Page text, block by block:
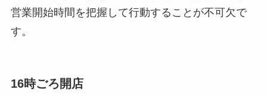
営業開始時間を把握して行動することが不可欠で
す。
16時ごろ開店